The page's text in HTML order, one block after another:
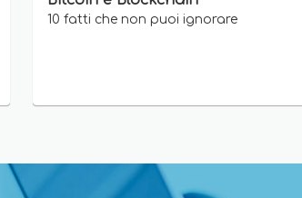
10 fatti che non puoi ignorare